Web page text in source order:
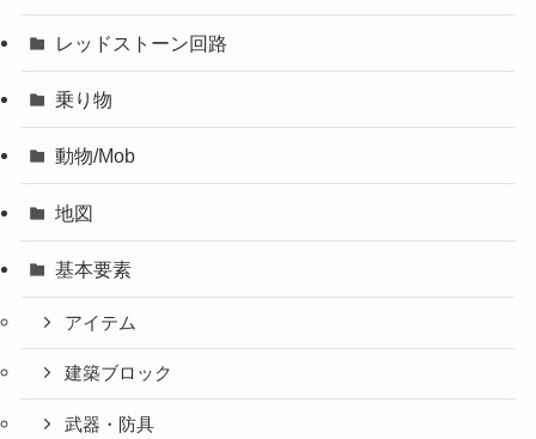
レッドストーン回路
乗り物
動物/Mob
地図
基本要素
アイテム
建築ブロック
武器・防具